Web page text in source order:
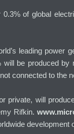
of global
leading power
be produced
connected to the
private, will
Rifkin.
development